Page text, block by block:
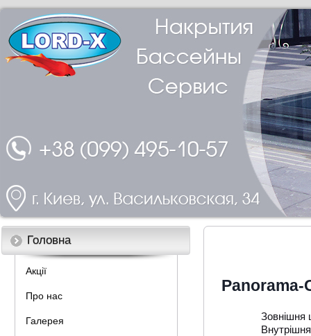
Головна
Акції
Про нас
Галерея
Panorama-
Зовнішня